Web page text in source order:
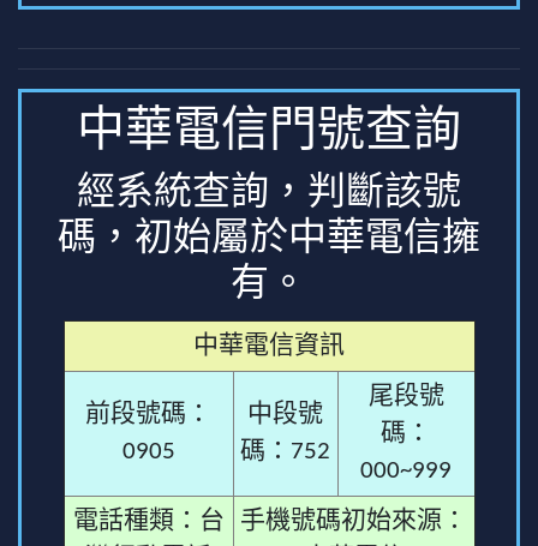
中華電信門號查詢
經系統查詢，判斷該號
碼，初始屬於中華電信擁
有。
中華電信資訊
前段號碼：
0905
中段號
碼：752
尾段號
碼：
000~999
電話種類：台
手機號碼初始來源：